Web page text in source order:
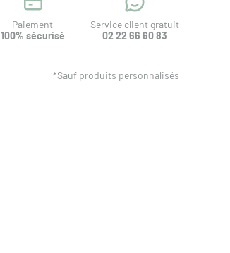
Paiement
100% sécurisé
Service client gratuit
02 22 66 60 83
*Sauf produits personnalisés